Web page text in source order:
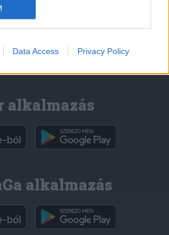
Data Access Privacy Policy
alkalmazás
alkalmazás